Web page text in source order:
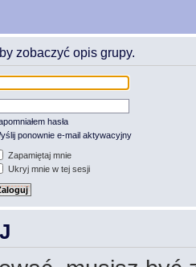
zobaczyć opis grupy.
hasła
ponownie e-mail aktywacyjny
Zapamiętaj mnie
Ukryj mnie w tej sesji